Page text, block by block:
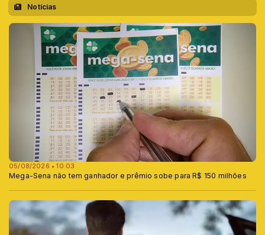
Notícias
05/08/2026 • 10:03
Mega-Sena não tem ganhador e prêmio sobe para R$ 150 milhões